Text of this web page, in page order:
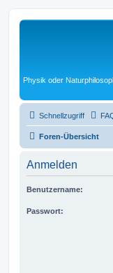
Physik oder
Schnellzugriff
Foren-Übersicht
Anmelden
Benutzername:
Passwort: